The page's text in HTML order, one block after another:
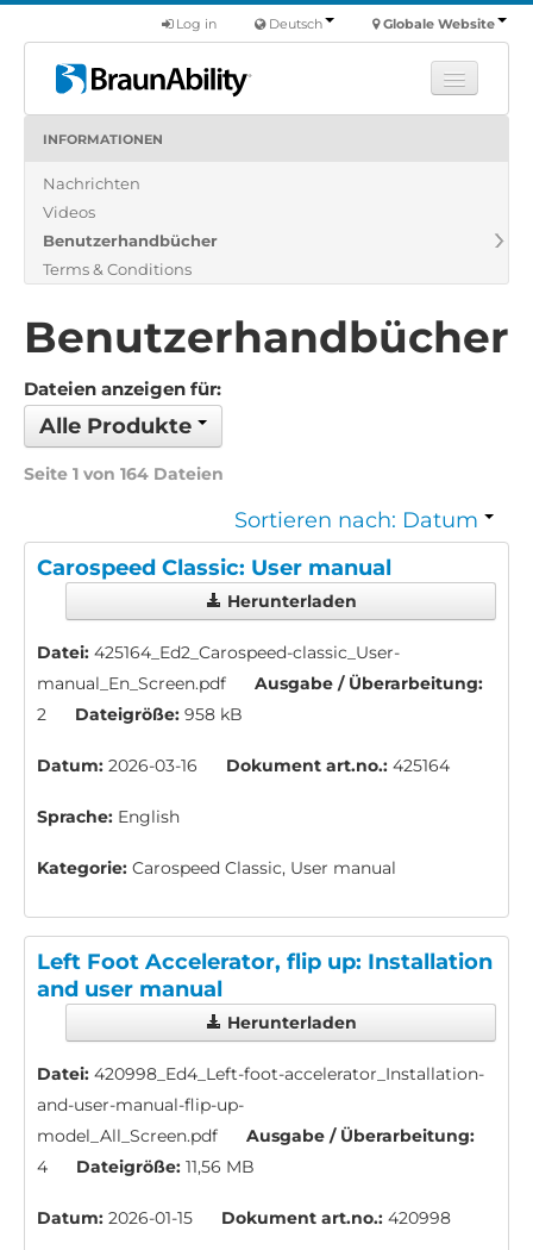
Globale Website
Deutsch
Log in
Produkte
Über uns
Finde einen Händler
INFORMATIONEN
Nachrichten
Videos
Benutzerhandbücher
Terms & Conditions
Benutzerhandbücher
Dateien anzeigen für:
Alle Produkte
Seite 1 von 164 Dateien
Sortieren nach: Datum
Carospeed Classic: User manual
Herunterladen
Datei: 425164_Ed2_Carospeed-classic_User-
manual_En_Screen.pdf
Ausgabe / Überarbeitung:
2
Dateigröße: 958 kB
Datum: 2026-03-16 Dokument art.no.: 425164
Sprache: English
Kategorie: Carospeed Classic, User manual
Left Foot Accelerator, flip up: Installation
and user manual
Herunterladen
Datei: 420998_Ed4_Left-foot-accelerator_Installation-
and-user-manual-flip-up-
model_All_Screen.pdf
Ausgabe / Überarbeitung:
4
Dateigröße: 11,56 MB
Datum: 2026-01-15 Dokument art.no.: 420998